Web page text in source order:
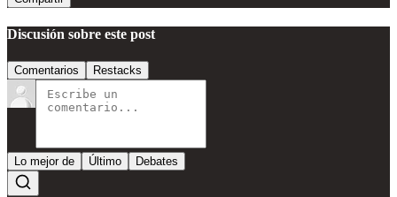
Discusión sobre este post
Comentarios Restacks
Lo mejor de Último Debates